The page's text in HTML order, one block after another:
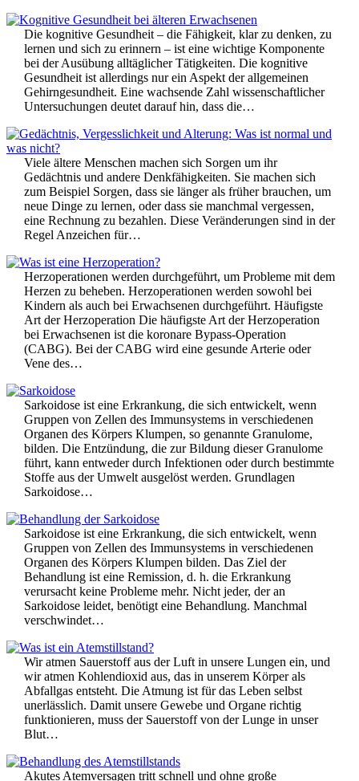
Die kognitive Gesundheit – die Fähigkeit, klar zu denken, zu
lernen und sich zu erinnern – ist eine wichtige Komponente
bei der Ausübung alltäglicher Tätigkeiten. Die kognitive
Gesundheit ist allerdings nur ein Aspekt der allgemeinen
Gehirngesundheit. Eine wachsende Zahl wissenschaftlicher
Untersuchungen deutet darauf hin, dass die…
Viele ältere Menschen machen sich Sorgen um ihr
Gedächtnis und andere Denkfähigkeiten. Sie machen sich
zum Beispiel Sorgen, dass sie länger als früher brauchen, um
neue Dinge zu lernen, oder dass sie manchmal vergessen,
eine Rechnung zu bezahlen. Diese Veränderungen sind in der
Regel Anzeichen für…
Herzoperationen werden durchgeführt, um Probleme mit dem
Herzen zu beheben. Herzoperationen werden sowohl bei
Kindern als auch bei Erwachsenen durchgeführt. Häufigste
Art der Herzoperation Die häufigste Art der Herzoperation
bei Erwachsenen ist die koronare Bypass-Operation
(CABG). Bei der CABG wird eine gesunde Arterie oder
Vene des…
Sarkoidose ist eine Erkrankung, die sich entwickelt, wenn
Gruppen von Zellen des Immunsystems in verschiedenen
Organen des Körpers Klumpen, so genannte Granulome,
bilden. Die Entzündung, die zur Bildung dieser Granulome
führt, kann entweder durch Infektionen oder durch bestimmte
Stoffe aus der Umwelt ausgelöst werden. Grundlagen
Sarkoidose…
Sarkoidose ist eine Erkrankung, die sich entwickelt, wenn
Gruppen von Zellen des Immunsystems in verschiedenen
Organen des Körpers Klumpen bilden. Das Ziel der
Behandlung ist eine Remission, d. h. die Erkrankung
verursacht keine Probleme mehr. Nicht jeder, der an
Sarkoidose leidet, benötigt eine Behandlung. Manchmal
verschwindet…
Wir atmen Sauerstoff aus der Luft in unsere Lungen ein, und
wir atmen Kohlendioxid aus, das in unserem Körper als
Abfallgas entsteht. Die Atmung ist für das Leben selbst
unerlässlich. Damit unsere Gewebe und Organe richtig
funktionieren, muss der Sauerstoff von der Lunge in unser
Blut…
Akutes Atemversagen tritt schnell und ohne große